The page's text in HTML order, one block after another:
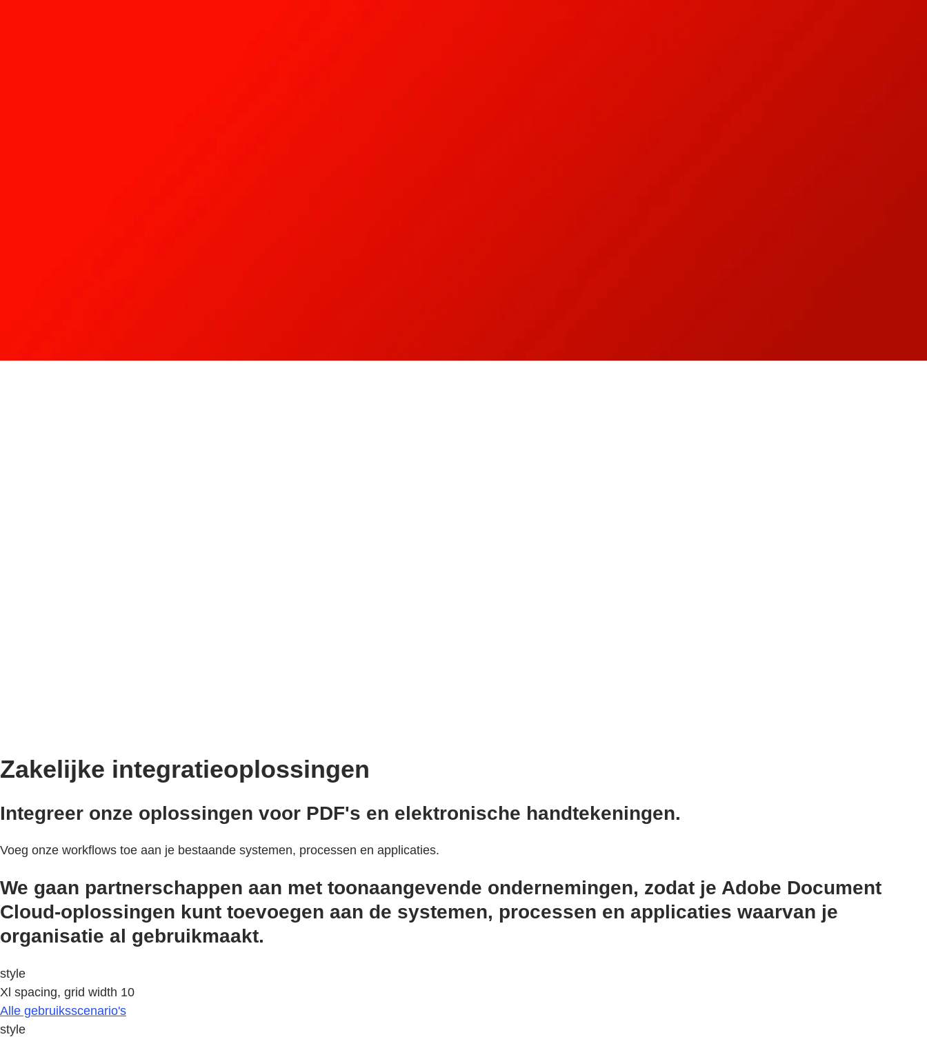
Zakelijke integratieoplossingen
Integreer onze oplossingen voor PDF's en elektronische handtekeningen.
Voeg onze workflows toe aan je bestaande systemen, processen en applicaties.
We gaan partnerschappen aan met toonaangevende ondernemingen, zodat je Adobe Document
Cloud-oplossingen kunt toevoegen aan de systemen, processen en applicaties waarvan je
organisatie al gebruikmaakt.
style
Xl spacing, grid width 10
Alle gebruiksscenario's
style